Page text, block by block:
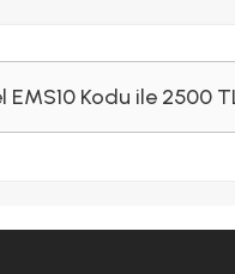
EMS10 Kodu ile 2500